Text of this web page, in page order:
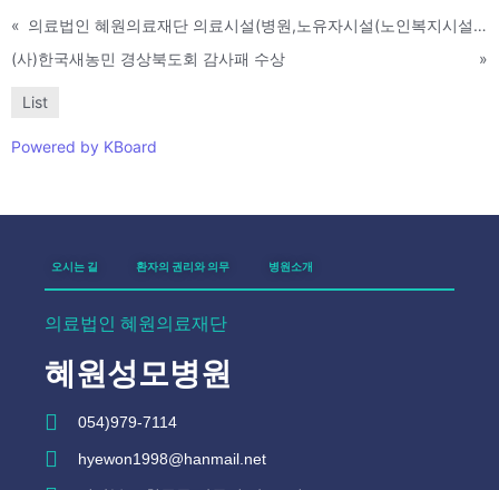
«
의료법인 혜원의료재단 의료시설(병원,노유자시설(노인복지시설)) 증축공사 기공식
(사)한국새농민 경상북도회 감사패 수상
»
List
Powered by KBoard
오시는 길 환자의 권리와 의무 병원소개
의료법인 혜원의료재단
혜원성모병원
054)979-7114
hyewon1998@hanmail.net